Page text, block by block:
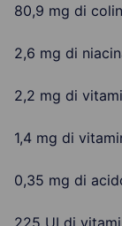
80,9 mg di
2,6 mg di
2,2 mg di
1,4 mg di
0,35 mg di
225 UI di